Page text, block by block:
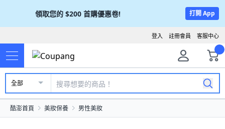
領取您的 $200 首購優惠卷! 打開 App
客服中心
註冊會員
登入
全部
酷澎首頁 美妝保養 男性美妝